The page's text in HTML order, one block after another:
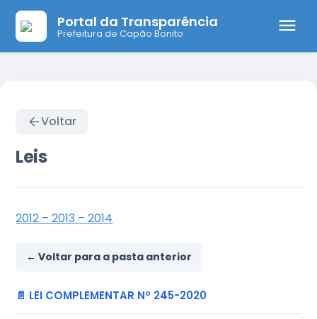
Portal da Transparência
Prefeitura de Capão Bonito
Voltar
Leis
2012 – 2013 – 2014
← Voltar para a pasta anterior
📄 LEI COMPLEMENTAR Nº 245-2020